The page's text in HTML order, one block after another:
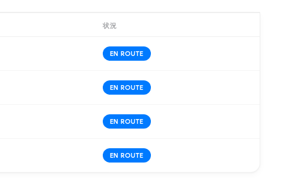
状況
EN ROUTE
EN ROUTE
EN ROUTE
EN ROUTE